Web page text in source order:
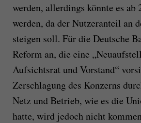
werden, allerdings könnte es ab
werden, da der Nutzeranteil an
steigen soll. Für die Deutsche
Reform an, die eine
Aufsichtsrat und Vorstand“
Zerschlagung des Konzerns
Netz und Betrieb, wie es die
hatte, wird jedoch nicht